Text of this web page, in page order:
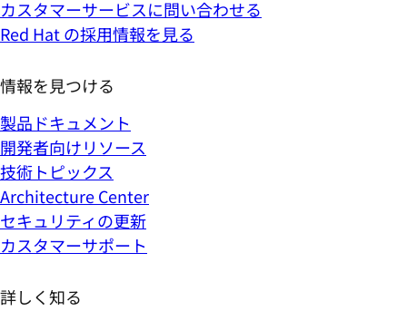
カスタマーサービスに問い合わせる
Red Hat の採用情報を見る
情報を見つける
製品ドキュメント
開発者向けリソース
技術トピックス
Architecture Center
セキュリティの更新
カスタマーサポート
詳しく知る